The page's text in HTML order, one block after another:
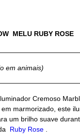
MELU RUBY ROSE
em animais)
Cremoso
marmorizado, este
um brilho suave
Ruby Rose .